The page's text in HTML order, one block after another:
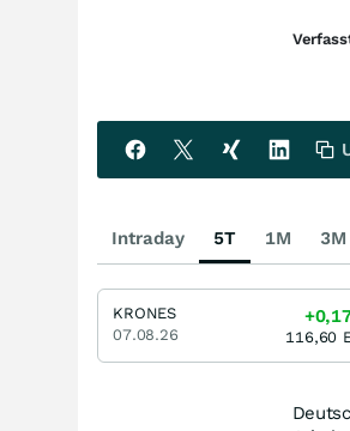
Intraday 5T 1M 3M
KRONES
07.08.26
116,60